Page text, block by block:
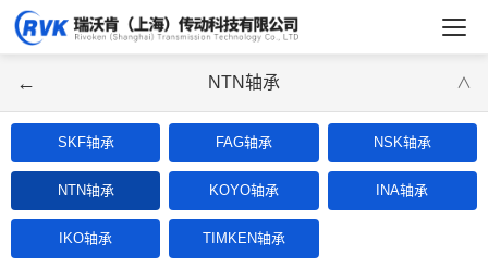
← NTN轴承 ∨
SKF轴承 FAG轴承 NSK轴承
NTN轴承 KOYO轴承 INA轴承
IKO轴承 TIMKEN轴承